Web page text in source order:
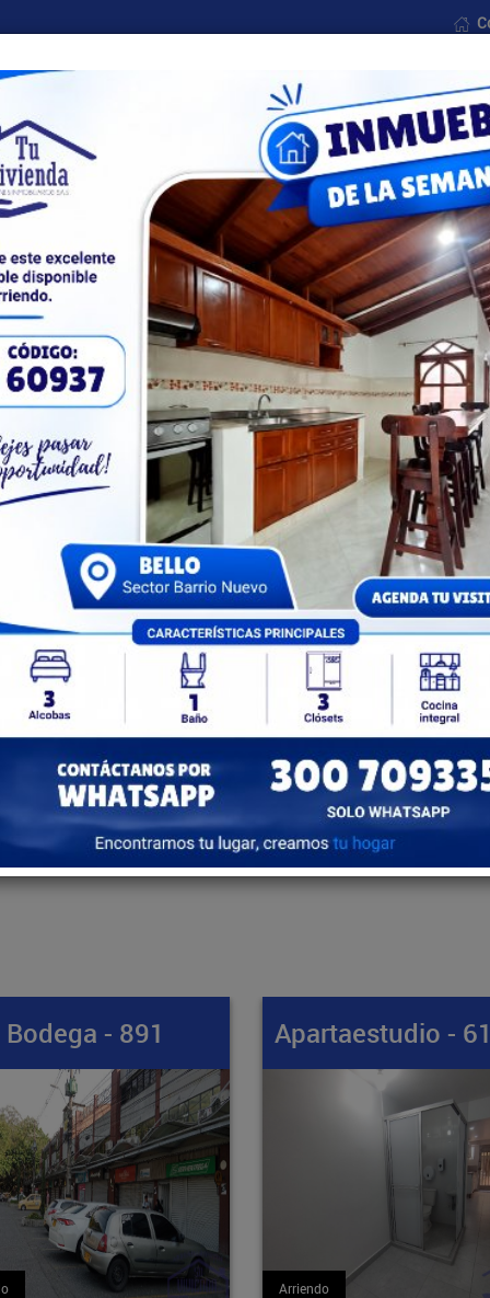
Nosotros Noticias Contáctenos
Todas las ciudades
- 61412 Apartamento -
Venta